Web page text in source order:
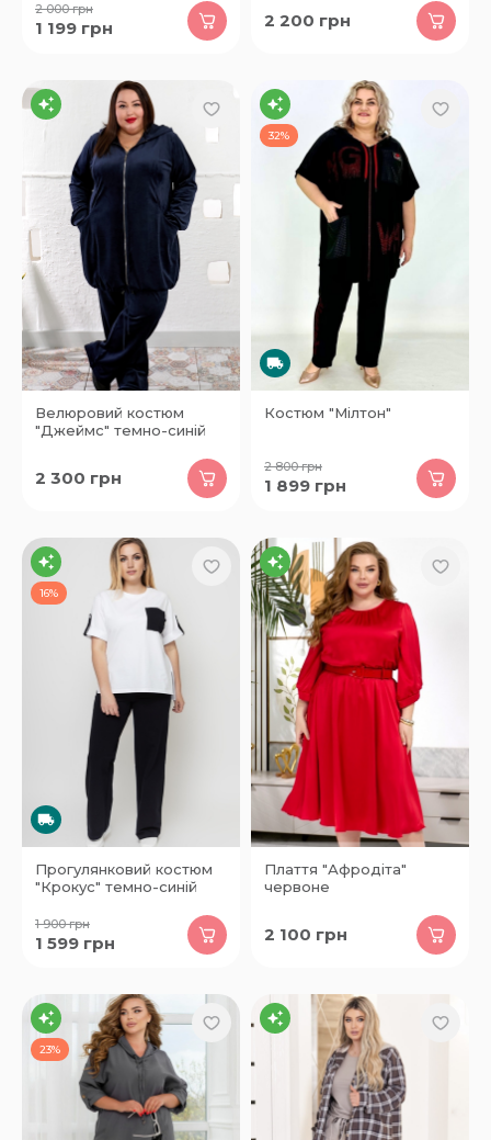
2 000грн
1 199 грн 2 200 грн
Велюровий костюм
"Джеймс" темно-синій
2 300 грн
32%
Костюм "Мілтон"
2 800грн
1 899 грн
16%
Прогулянковий костюм
"Крокус" темно-синій
1 900грн
1 599 грн
Плаття "Афродіта"
червоне
2 100 грн
23%